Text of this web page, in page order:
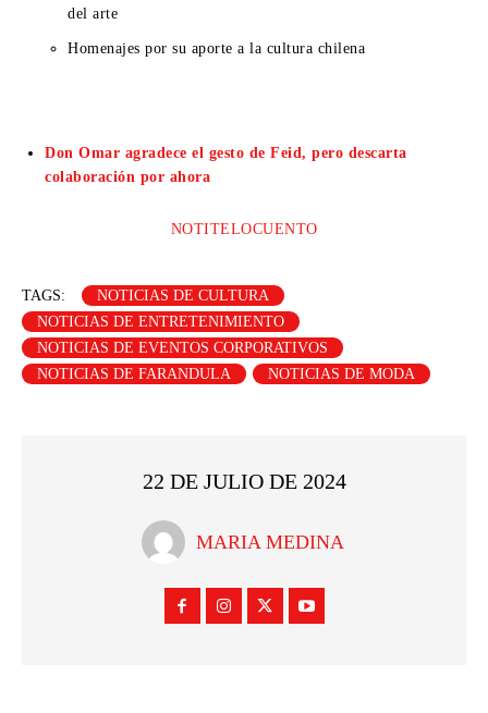
del arte
Homenajes por su aporte a la cultura chilena
Don Omar agradece el gesto de Feid, pero descarta
colaboración por ahora
NOTITELOCUENTO
TAGS:
NOTICIAS DE CULTURA
NOTICIAS DE ENTRETENIMIENTO
NOTICIAS DE EVENTOS CORPORATIVOS
NOTICIAS DE FARANDULA
NOTICIAS DE MODA
22 DE JULIO DE 2024
MARIA MEDINA